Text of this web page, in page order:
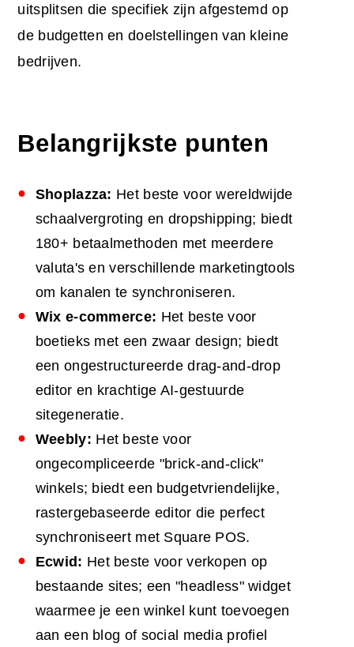
uitsplitsen die specifiek zijn afgestemd op
de budgetten en doelstellingen van kleine
bedrijven.
Belangrijkste punten
Shoplazza: Het beste voor wereldwijde
schaalvergroting en dropshipping; biedt
180+ betaalmethoden met meerdere
valuta's en verschillende marketingtools
om kanalen te synchroniseren.
Wix e-commerce: Het beste voor
boetieks met een zwaar design; biedt
een ongestructureerde drag-and-drop
editor en krachtige AI-gestuurde
sitegeneratie.
Weebly: Het beste voor
ongecompliceerde "brick-and-click"
winkels; biedt een budgetvriendelijke,
rastergebaseerde editor die perfect
synchroniseert met Square POS.
Ecwid: Het beste voor verkopen op
bestaande sites; een "headless" widget
waarmee je een winkel kunt toevoegen
aan een blog of social media profiel